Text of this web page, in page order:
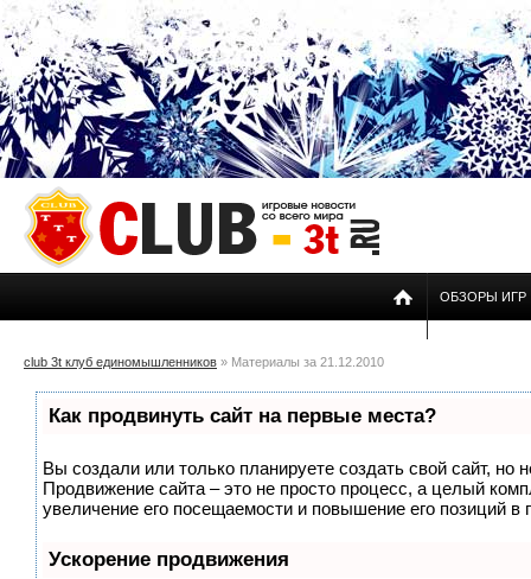
ОБЗОРЫ ИГР
club 3t клуб единомышленников » Материалы за 21.12.2010
Как продвинуть сайт на первые места?
Вы создали или только планируете создать свой сайт, но
Продвижение сайта – это не просто процесс, а целый
увеличение его посещаемости и повышение его позиций в
Ускорение продвижения